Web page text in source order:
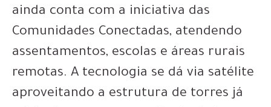
ainda conta com a iniciativa das
Comunidades Conectadas, atendendo
assentamentos, escolas e áreas rurais
remotas. A tecnologia se dá via satélite
aproveitando a estrutura de torres já